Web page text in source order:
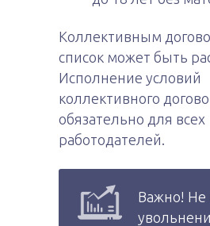
Коллективным
список может быть
Исполнение условий
коллективного
обязательно для всех
работодателей.
Важно! Не